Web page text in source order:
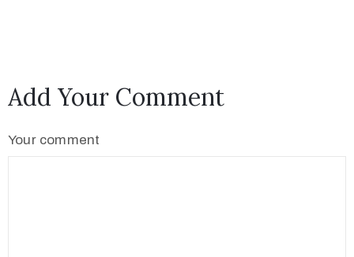
Add Your Comment
Your comment